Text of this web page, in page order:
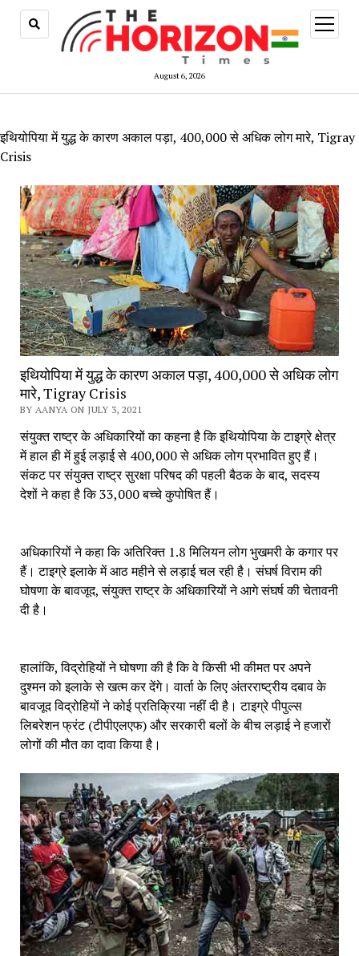
August 6, 2026
open
menu
इथियोपिया में युद्ध के कारण अकाल पड़ा, 400,000 से अधिक लोग मारे, Tigray
Crisis
इथियोपिया में युद्ध के कारण अकाल पड़ा, 400,000 से अधिक लोग
मारे, Tigray Crisis
BY AANYA ON JULY 3, 2021
संयुक्त राष्ट्र के अधिकारियों का कहना है कि इथियोपिया के टाइग्रे क्षेत्र
में हाल ही में हुई लड़ाई से 400,000 से अधिक लोग प्रभावित हुए हैं।
संकट पर संयुक्त राष्ट्र सुरक्षा परिषद की पहली बैठक के बाद, सदस्य
देशों ने कहा है कि 33,000 बच्चे कुपोषित हैं।
अधिकारियों ने कहा कि अतिरिक्त 1.8 मिलियन लोग भुखमरी के कगार पर
हैं। टाइग्रे इलाके में आठ महीने से लड़ाई चल रही है। संघर्ष विराम की
घोषणा के बावजूद, संयुक्त राष्ट्र के अधिकारियों ने आगे संघर्ष की चेतावनी
दी है।
हालांकि, विद्रोहियों ने घोषणा की है कि वे किसी भी कीमत पर अपने
दुश्मन को इलाके से खत्म कर देंगे। वार्ता के लिए अंतरराष्ट्रीय दबाव के
बावजूद विद्रोहियों ने कोई प्रतिक्रिया नहीं दी है। टाइग्रे पीपुल्स
लिबरेशन फ्रंट (टीपीएलएफ) और सरकारी बलों के बीच लड़ाई ने हजारों
लोगों की मौत का दावा किया है।